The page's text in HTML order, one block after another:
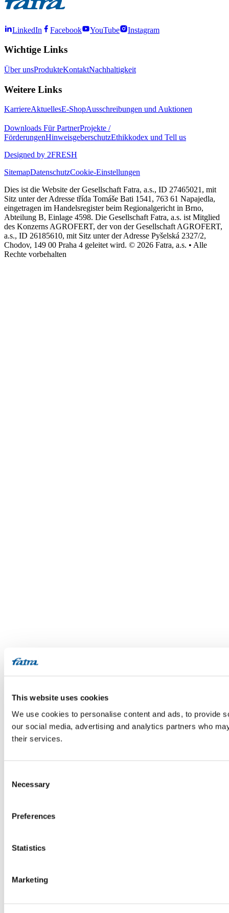
This website uses cookies
We use cookies to personalise content and ads, to provide
our social media, advertising and analytics partners who
their services.
Selection
Necessary
Preferences
Statistics
Marketing
LinkedIn Facebook YouTube Instagram
Wichtige Links
Über unsProdukteKontaktNachhaltigkeit
Weitere Links
KarriereAktuellesE-ShopAusschreibungen und Auktionen
Downloads Für PartnerProjekte /
FörderungenHinweisgeberschutzEthikkodex und Tell us
Designed by 2FRESH
SitemapDatenschutzCookie-Einstellungen
Dies ist die Website der Gesellschaft Fatra, a.s., ID 27465021, mit
Sitz unter der Adresse třída Tomáše Bati 1541, 763 61 Napajedla,
eingetragen im Handelsregister beim Regionalgericht in Brno,
Abteilung B, Einlage 4598. Die Gesellschaft Fatra, a.s. ist Mitglied
des Konzerns AGROFERT, der von der Gesellschaft AGROFERT,
a.s., ID 26185610, mit Sitz unter der Adresse Pyšelská 2327/2,
Chodov, 149 00 Praha 4 geleitet wird. © 2026 Fatra, a.s. • Alle
Rechte vorbehalten